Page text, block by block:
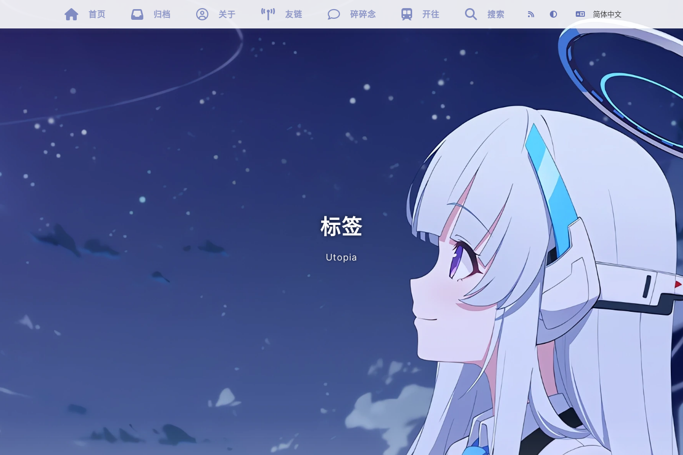
 首页  归档  关于  友链  碎碎念  开往  搜索 简体中文
标签
Utopia